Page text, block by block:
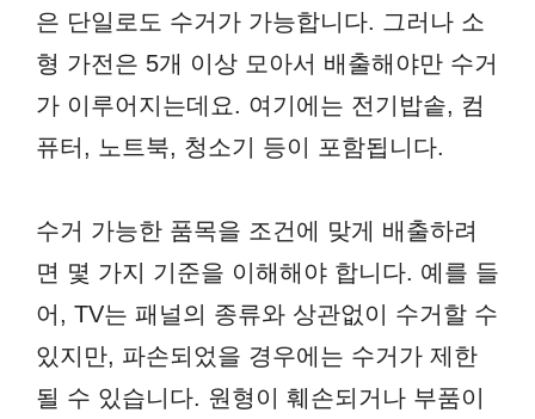
은 단일로도 수거가 가능합니다. 그러나 소
형 가전은 5개 이상 모아서 배출해야만 수거
가 이루어지는데요. 여기에는 전기밥솥, 컴
퓨터, 노트북, 청소기 등이 포함됩니다.
수거 가능한 품목을 조건에 맞게 배출하려
면 몇 가지 기준을 이해해야 합니다. 예를 들
어, TV는 패널의 종류와 상관없이 수거할 수
있지만, 파손되었을 경우에는 수거가 제한
될 수 있습니다. 원형이 훼손되거나 부품이